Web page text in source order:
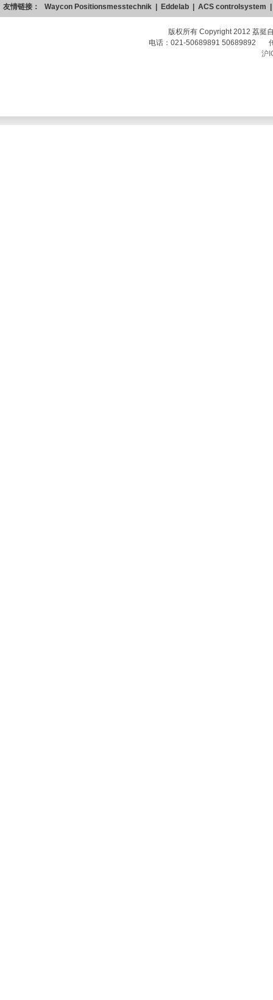
友情链接： Waycon Positionsmesstechnik Eddelab ACS controlsystem
版权所有 Copyright 2012 荔挺
电话：021-50689891 50689892
沪